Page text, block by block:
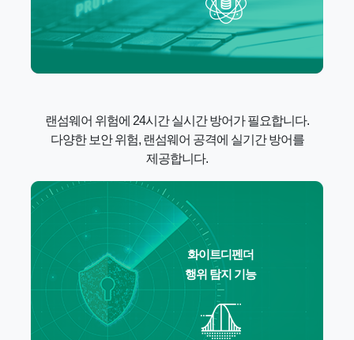
랜섬웨어 위험에 24시간 실시간 방어가 필요합니다.
다양한 보안 위험, 랜섬웨어 공격에 실기간 방어를
제공합니다.
화이트디펜더
행위 탐지 기능